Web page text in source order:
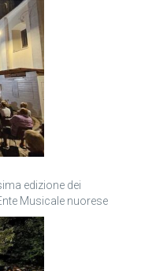
edizione dei
Musicale nuorese